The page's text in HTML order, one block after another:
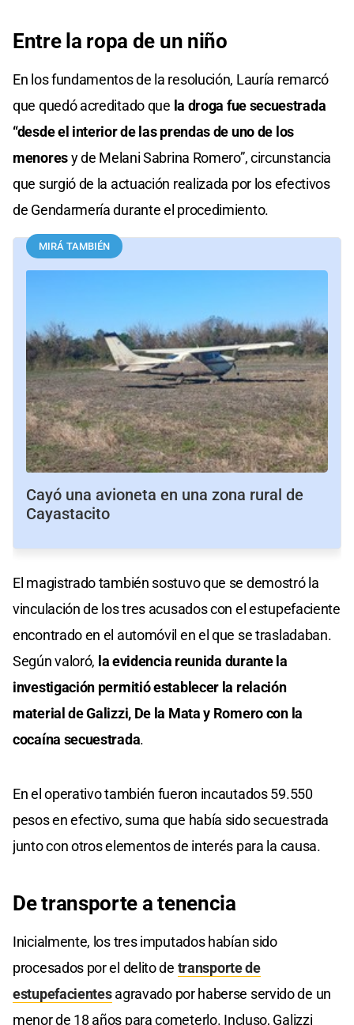
Entre la ropa de un niño
En los fundamentos de la resolución, Lauría remarcó
que quedó acreditado que la droga fue secuestrada
“desde el interior de las prendas de uno de los
menoresy de Melani Sabrina Romero”, circunstancia
que surgió de la actuación realizada por los efectivos
de Gendarmería durante el procedimiento.
MIRÁ TAMBIÉN
Cayó una avioneta en una zona rural de
Cayastacito
El magistrado también sostuvo que se demostró la
vinculación de los tres acusados con el estupefaciente
encontrado en el automóvil en el que se trasladaban.
Según valoró, la evidencia reunida durante la
investigación permitió establecer la relación
material de Galizzi, De la Mata y Romero con la
cocaína secuestrada.
En el operativo también fueron incautados 59.550
pesos en efectivo, suma que había sido secuestrada
junto con otros elementos de interés para la causa.
De transporte a tenencia
Inicialmente, los tres imputados habían sido
procesados por el delito de transporte de
estupefacientesagravado por haberse servido de un
menor de 18 años para cometerlo. Incluso, Galizzi